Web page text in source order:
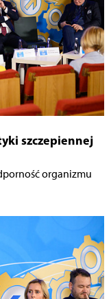
szczepiennej
organizmu